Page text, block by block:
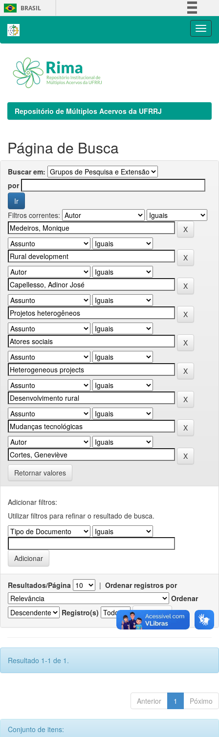
Skip
navigation
BRASIL
Repositório de Múltiplos Acervos da UFRRJ
Página de Busca
Buscar em:
por
Filtros correntes:
Retornar valores
Adicionar filtros:
Utilizar filtros para refinar o resultado de busca.
Resultados/Página | Ordenar registros por
Ordenar
Registro(s)
Resultado 1-1 de 1.
Anterior 1 Póximo
Conjunto de itens: